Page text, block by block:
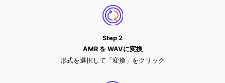
Step 2
AMR を WAVに変換
形式を選択して「変換」をクリック